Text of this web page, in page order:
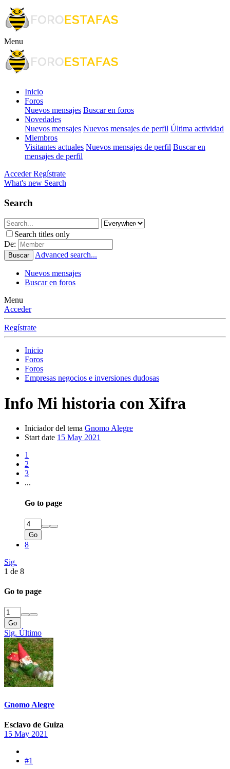
Menu
Inicio
Foros
Nuevos mensajes Buscar en foros
Novedades
Nuevos mensajes Nuevos mensajes de perfil Última actividad
Miembros
Visitantes actuales Nuevos mensajes de perfil Buscar en
mensajes de perfil
Acceder Regístrate
What's new Search
Search
Search titles only
De:
Buscar Advanced search...
Nuevos mensajes
Buscar en foros
Menu
Acceder
Regístrate
Inicio
Foros
Foros
Empresas negocios e inversiones dudosas
Info Mi historia con Xifra
Iniciador del tema Gnomo Alegre
Start date 15 May 2021
1
2
3
...
Go to page
Go
8
Sig.
1 de 8
Go to page
Go
Sig. Último
Gnomo Alegre
Esclavo de Guiza
15 May 2021
#1